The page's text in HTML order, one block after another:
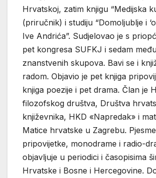
Hrvatskoj, zatim knjigu “Medijska
(priručnik) i studiju “Domoljublje i
Ive Andrića”. Sudjelovao je s
pet kongresa SUFKJ i sedam
znanstvenih skupova. Bavi se i
radom. Objavio je pet knjiga
knjiga poezije i pet drama. Član je
filozofskog društva, Društva
književnika, HKD «Napredak» i
Matice hrvatske u Zagrebu.
pripovijetke, monodrame i radio-
objavljuje u periodici i časopisima
Hrvatske i Bosne i Hercegovine.